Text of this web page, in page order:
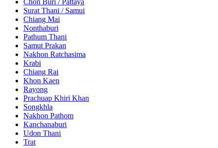
Surat Thani / Samui
Chiang Mai
Nonthaburi
Pathum Thani
Samut Prakan
Nakhon Ratchasima
Krabi
Chiang Rai
Khon Kaen
Rayong
Prachuap Khiri Khan
Songkhla
Nakhon Pathom
Kanchanaburi
Udon Thani
Trat